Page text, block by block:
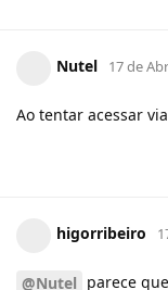
Nutel 17 de
Ao tentar acessar
higorribeiro
@Nutel parece